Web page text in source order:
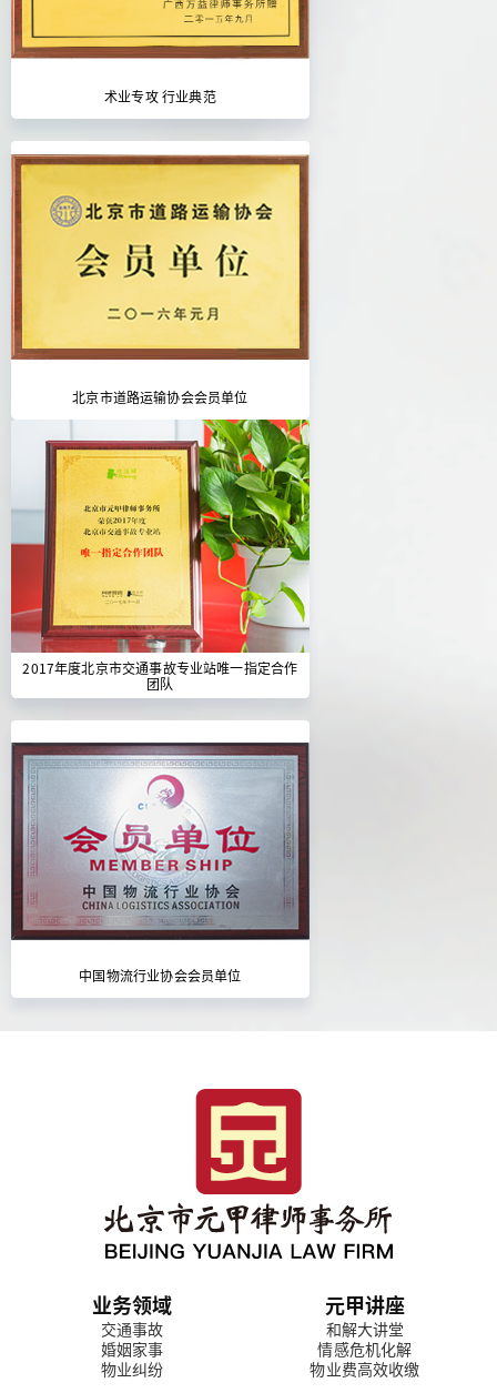
术业专攻 行业典范
北京市道路运输协会会员单位
2017年度北京市交通事故专业站唯一指定合作
团队
中国物流行业协会会员单位
业务领域
交通事故
婚姻家事
物业纠纷
元甲讲座
和解大讲堂
情感危机化解
物业费高效收缴